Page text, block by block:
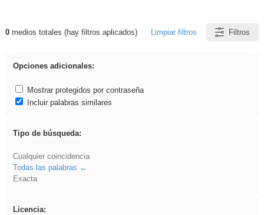
Resultados de: rezo
0medios totales (hay filtros aplicados) Limpiar filtros Filtros
Opciones adicionales:
Mostrar protegidos por contraseña
Incluir palabras similares
Tipo de búsqueda:
Cualquier coincidencia
Todas las palabras
Exacta
Licencia: